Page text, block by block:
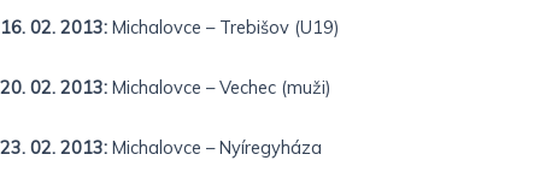
16. 02. 2013: Michalovce – Trebišov (U19)
20. 02. 2013: Michalovce – Vechec (muži)
23. 02. 2013: Michalovce – Nyíregyháza